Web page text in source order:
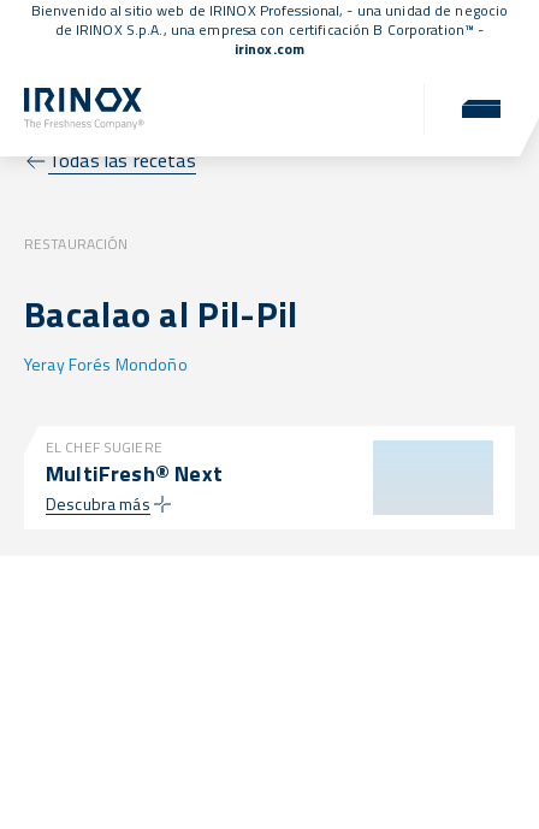
Bienvenido al sitio web de IRINOX Professional, - una unidad de negocio
de IRINOX S.p.A., una empresa con certificación B Corporation™ -
irinox.com
Todas las recetas
RESTAURACIÓN
Bacalao al Pil-Pil
Yeray Forés Mondoño
EL CHEF SUGIERE
MultiFresh® Next
Descubra más